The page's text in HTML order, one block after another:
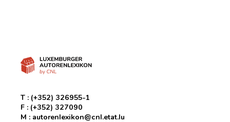
T : (+352) 326955-1
F : (+352) 327090
M : autorenlexikon@cnl.etat.lu